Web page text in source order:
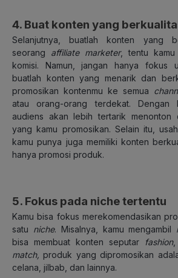
4. Buat konten yang
Selanjutnya, buatlah konten yang
seorang affiliate marketer, tentu kamu
komisi. Namun, jangan hanya fokus
buatlah konten yang menarik dan
promosikan kontenmu ke semua
atau orang-orang terdekat. Dengan
audiens akan lebih tertarik menonton
yang kamu promosikan. Selain itu,
kamu punya juga memiliki konten
hanya promosi produk.
5. Fokus pada niche tertentu
Kamu bisa fokus merekomendasikan
satu niche. Misalnya, kamu mengambil
bisa membuat konten seputar
fashion,
match, produk yang dipromosikan
celana, jilbab, dan lainnya.